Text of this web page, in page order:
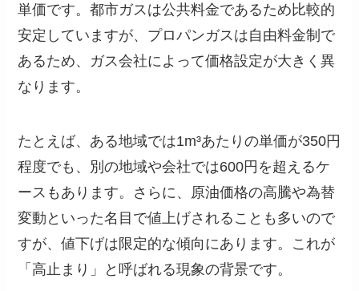
単価です。都市ガスは公共料金であるため比較的
安定していますが、プロパンガスは自由料金制で
あるため、ガス会社によって価格設定が大きく異
なります。
たとえば、ある地域では1m³あたりの単価が350円
程度でも、別の地域や会社では600円を超えるケ
ースもあります。さらに、原油価格の高騰や為替
変動といった名目で値上げされることも多いので
すが、値下げは限定的な傾向にあります。これが
「高止まり」と呼ばれる現象の背景です。